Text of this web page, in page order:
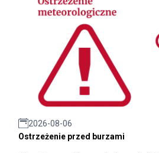
2026-08-06
Ostrzeżenie przed burzami